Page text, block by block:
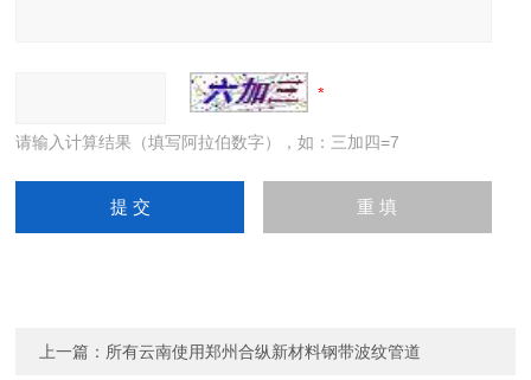
请输入计算结果（填写阿拉伯数字），如：三加四=7
上一篇： 所有云南使用郑州合纵新材料钢带波纹管道